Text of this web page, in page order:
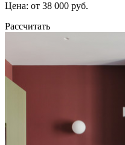
Цена: от 38 000 руб.
Рассчитать